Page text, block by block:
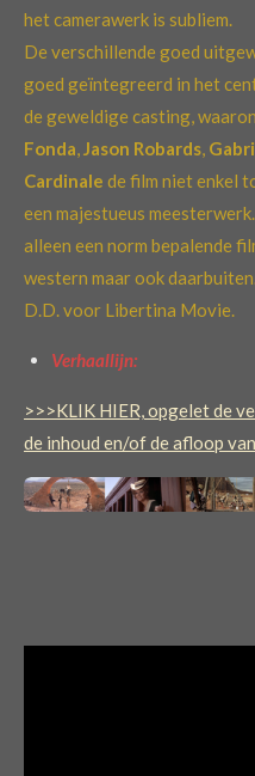
het camerawerk is subliem.
‎De verschillende goed
goed geïntegreerd in het
de geweldige casting,
Fonda,Jason Robards,
Cardinale de film niet enkel
een majestueus meesterwerk.
alleen een norm bepalende
western maar ook
D.D. voor Libertina Movie.
Verhaallijn:
>>>KLIK HIER, opgelet de
de inhoud en/of de afloop